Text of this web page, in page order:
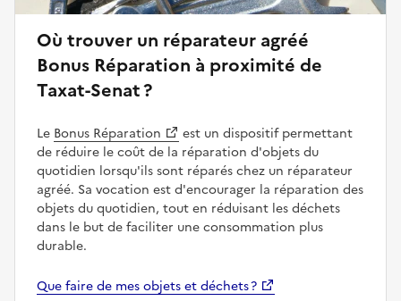
Où trouver un réparateur agréé
Bonus Réparation à proximité de
Taxat-Senat ?
Le Bonus Réparation
est un dispositif permettant
de réduire le coût de la réparation d'objets du
quotidien lorsqu'ils sont réparés chez un réparateur
agréé. Sa vocation est d'encourager la réparation des
objets du quotidien, tout en réduisant les déchets
dans le but de faciliter une consommation plus
durable.
Que faire de mes objets et déchets ?